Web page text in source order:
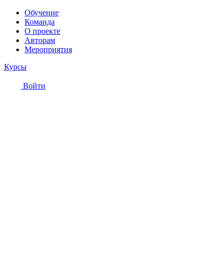
Обучение
Команда
О проекте
Авторам
Мероприятия
Курсы
Войти